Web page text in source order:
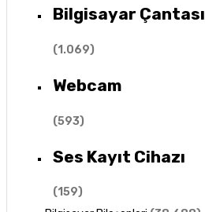
Bilgisayar Çantası
(1.069)
Webcam
(593)
Ses Kayıt Cihazı
(159)